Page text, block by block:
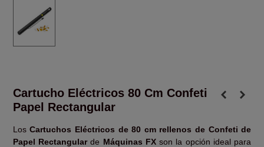
Cartucho Eléctricos 80 Cm Confeti
Papel Rectangular
LosCartuchos Eléctricos de 80 cm rellenos de Confeti de
Papel Rectangularde Máquinas FXson la opción ideal para